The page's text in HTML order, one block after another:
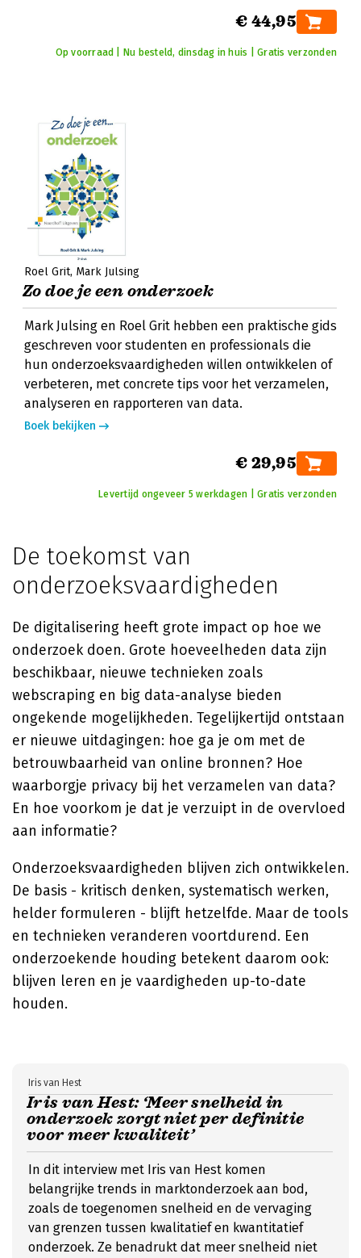
€ 44,95
Op voorraad | Nu besteld, dinsdag in huis | Gratis verzonden
Roel Grit Mark Julsing
Zo doe je een onderzoek
Mark Julsing en Roel Grit hebben een praktische gids
geschreven voor studenten en professionals die
hun onderzoeksvaardigheden willen ontwikkelen of
verbeteren, met concrete tips voor het verzamelen,
analyseren en rapporteren van data.
Boek bekijken
€ 29,95
Levertijd ongeveer 5 werkdagen | Gratis verzonden
De toekomst van
onderzoeksvaardigheden
De digitalisering heeft grote impact op hoe we
onderzoek doen. Grote hoeveelheden data zijn
beschikbaar, nieuwe technieken zoals
webscraping en big data-analyse bieden
ongekende mogelijkheden. Tegelijkertijd ontstaan
er nieuwe uitdagingen: hoe ga je om met de
betrouwbaarheid van online bronnen? Hoe
waarborgje privacy bij het verzamelen van data?
En hoe voorkom je dat je verzuipt in de overvloed
aan informatie?
Onderzoeksvaardigheden blijven zich ontwikkelen.
De basis - kritisch denken, systematisch werken,
helder formuleren - blijft hetzelfde. Maar de tools
en technieken veranderen voortdurend. Een
onderzoekende houding betekent daarom ook:
blijven leren en je vaardigheden up-to-date
houden.
Iris van Hest: ‘Meer snelheid in
onderzoek zorgt niet per definitie
voor meer kwaliteit’
Iris van Hest
In dit interview met Iris van Hest komen
belangrijke trends in marktonderzoek aan bod,
zoals de toegenomen snelheid en de vervaging
van grenzen tussen kwalitatief en kwantitatief
onderzoek. Ze benadrukt dat meer snelheid niet